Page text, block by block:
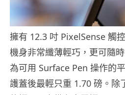
擁有 12.3 吋 PixelSense 觸
機身非常纖薄輕巧，更可隨
為可用 Surface Pen 操作的
護蓋後最輕只重 1.70 磅。除